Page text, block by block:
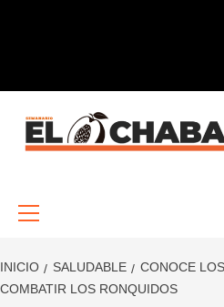
INICIO SALUDABLE
CONOCE
COMBATIR LOS RONQUIDOS